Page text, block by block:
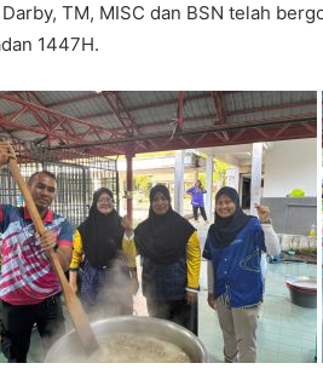
TM, MISC dan BSN telah
1447H.